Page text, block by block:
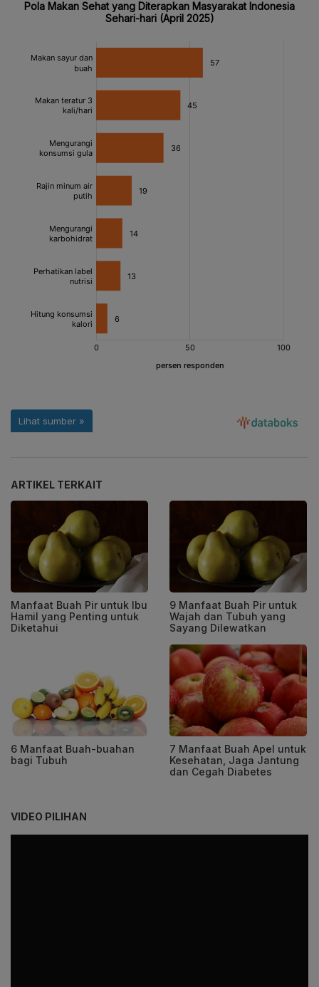
ARTIKEL TERKAIT
Manfaat Buah Pir untuk Ibu
Hamil yang Penting untuk
Diketahui
9 Manfaat Buah Pir untuk
Wajah dan Tubuh yang
Sayang Dilewatkan
6 Manfaat Buah-buahan
bagi Tubuh
7 Manfaat Buah Apel untuk
Kesehatan, Jaga Jantung
dan Cegah Diabetes
VIDEO PILIHAN